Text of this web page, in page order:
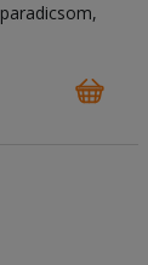
paradicsom